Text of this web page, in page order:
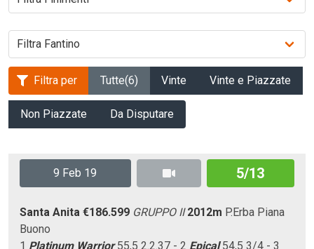
Filtra per Tutte(6) Vinte Vinte e Piazzate
Non Piazzate Da Disputare
9 Feb 19 5/13
Santa Anita €186.599 GRUPPO II 2012m P.Erba Piana
Buono
1 Platinum Warrior55,5 2.2.37 - 2 Epical54,5 3/4 - 3